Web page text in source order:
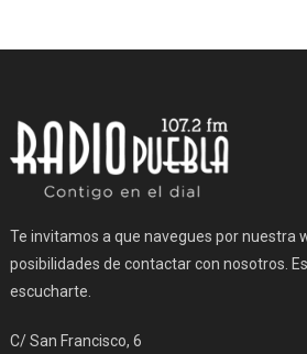
Te invitamos a que navegues por nuestra
posibilidades de contactar con nosotros.
escucharte.
C/ San Francisco, 6